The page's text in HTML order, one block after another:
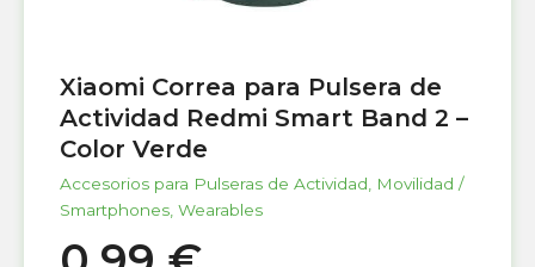
Xiaomi Correa para Pulsera de
Actividad Redmi Smart Band 2 –
Color Verde
Accesorios para Pulseras de Actividad
Movilidad /
Smartphones Wearables